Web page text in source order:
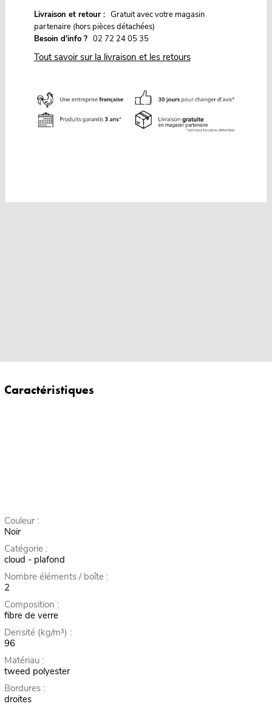
Livraison et retour : Gratuit avec votre magasin
partenaire (hors pièces détachées)
Besoin d'info ? 02 72 24 05 35
Tout savoir sur la livraison et les retours
Caractéristiques
Couleur :
Noir
Catégorie :
cloud - plafond
Nombre éléments / boîte :
2
Composition :
fibre de verre
Densité (kg/m³) :
96
Matériau :
tweed polyester
Bordures :
droites